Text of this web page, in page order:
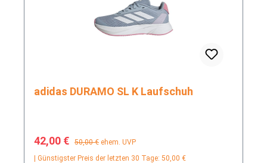
adidas DURAMO SL K Laufschuh
Verkaufspreis:
42,00 € Regulärer Preis:
50,00 € ehem. UVP
| Günstigster Preis der letzten 30 Tage: 50,00 €